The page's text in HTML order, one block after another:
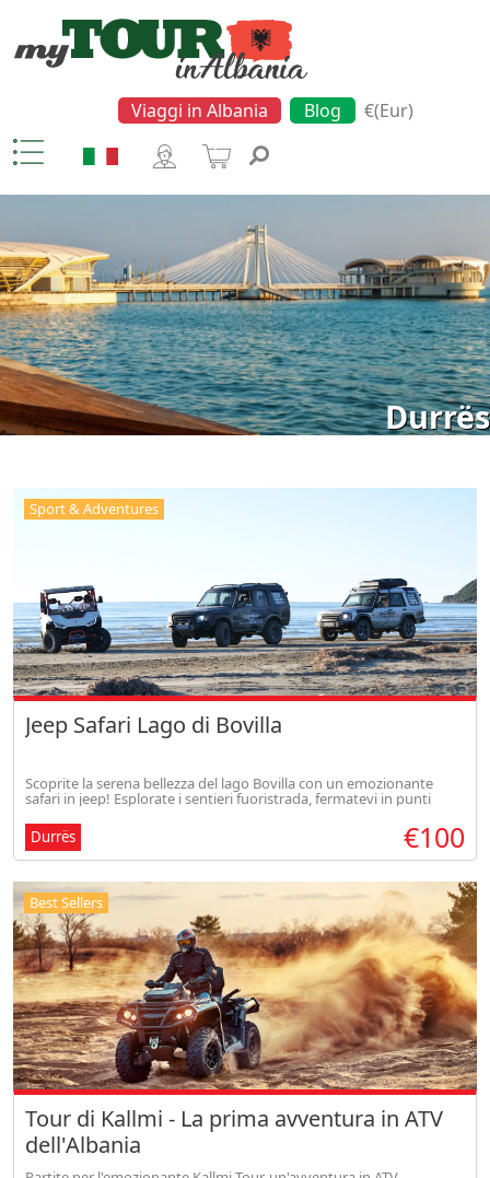
Viaggi in Albania Blog €(Eur)
Durrës
Sport & Adventures
Jeep Safari Lago di Bovilla
Scoprite la serena bellezza del lago Bovilla con un emozionante
safari in jeep! Esplorate i sentieri fuoristrada, fermatevi in punti
nella
Durrës €100
Best Sellers
Tour di Kallmi - La prima avventura in ATV
dell'Albania